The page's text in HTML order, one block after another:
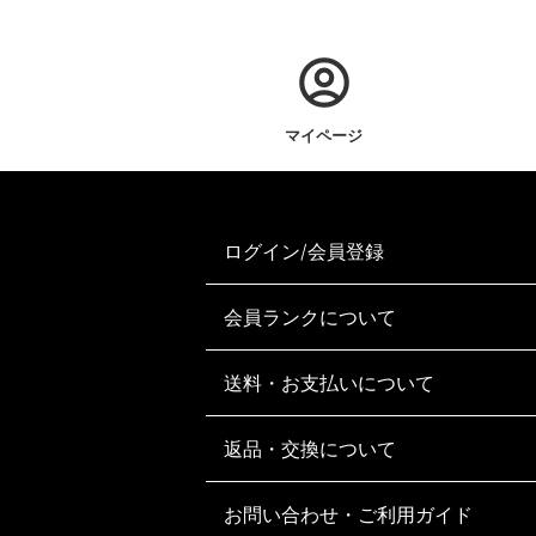
マイページ
ログイン/会員登録
会員ランクについて
送料・お支払いについて
返品・交換について
お問い合わせ・ご利用ガイド